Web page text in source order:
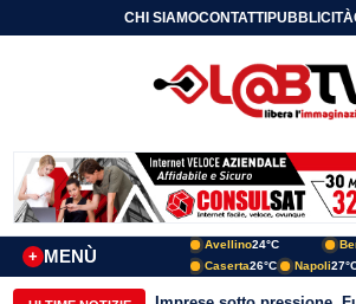
CHI SIAMOCONTATTIPUBBLICITÀ
MENÙ
+
Avellino24°C
Caserta26°C Napoli